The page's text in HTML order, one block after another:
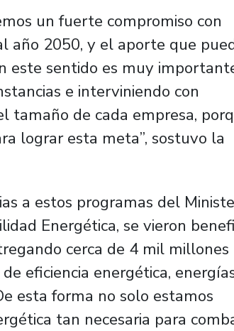
un fuerte compromiso con
año 2050, y el aporte que
este sentido es muy
e interviniendo con
tamaño de cada empresa,
lograr esta meta”, sostuvo la
a estos programas del
Energética, se vieron
cerca de 4 mil millones
eficiencia energética,
esta forma no solo estamos
tan necesaria para